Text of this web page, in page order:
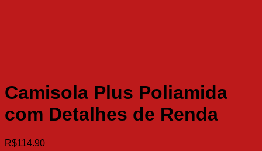
Camisola Plus Poliamida
com Detalhes de Renda
R$114.90